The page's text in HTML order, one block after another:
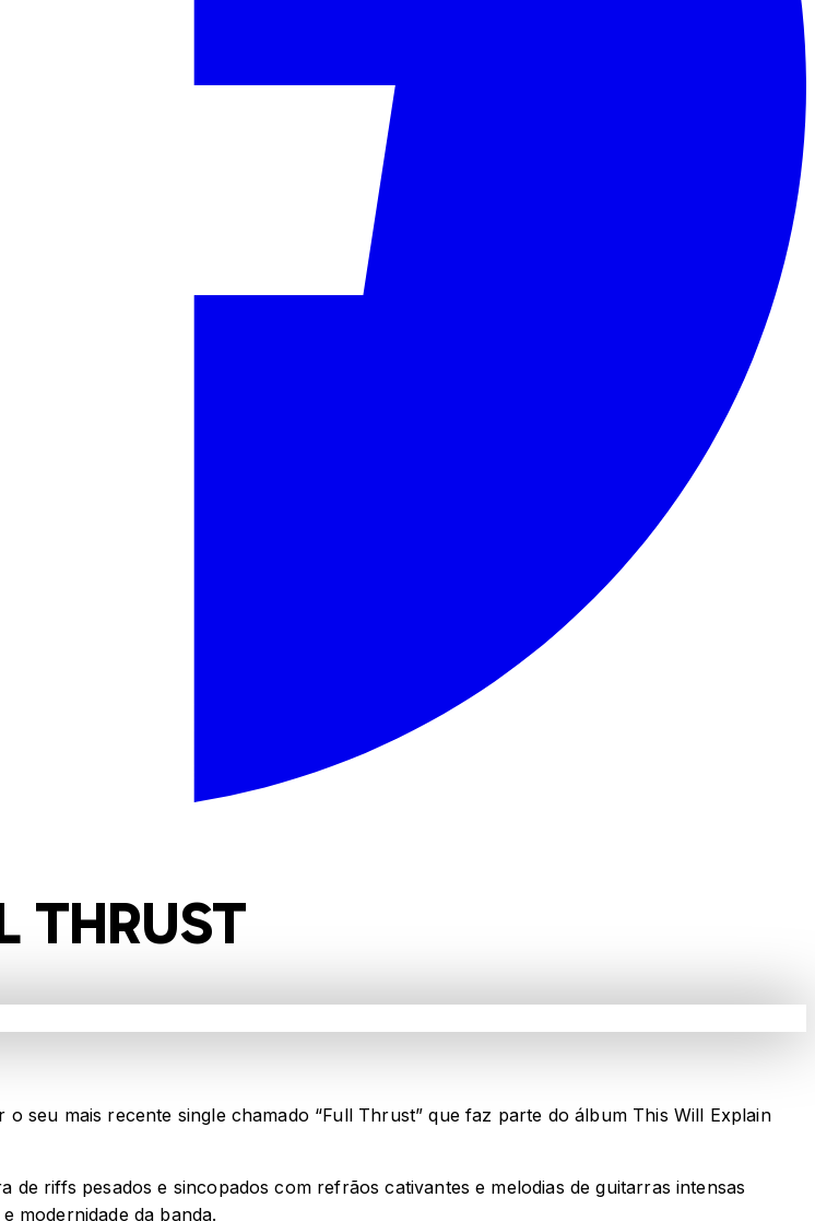
THRUST
seu mais recente single chamado “Full Thrust” que faz parte do álbum This Will Explain
de riffs pesados ​​e sincopados com refrãos cativantes e melodias de guitarras intensas
modernidade da banda.